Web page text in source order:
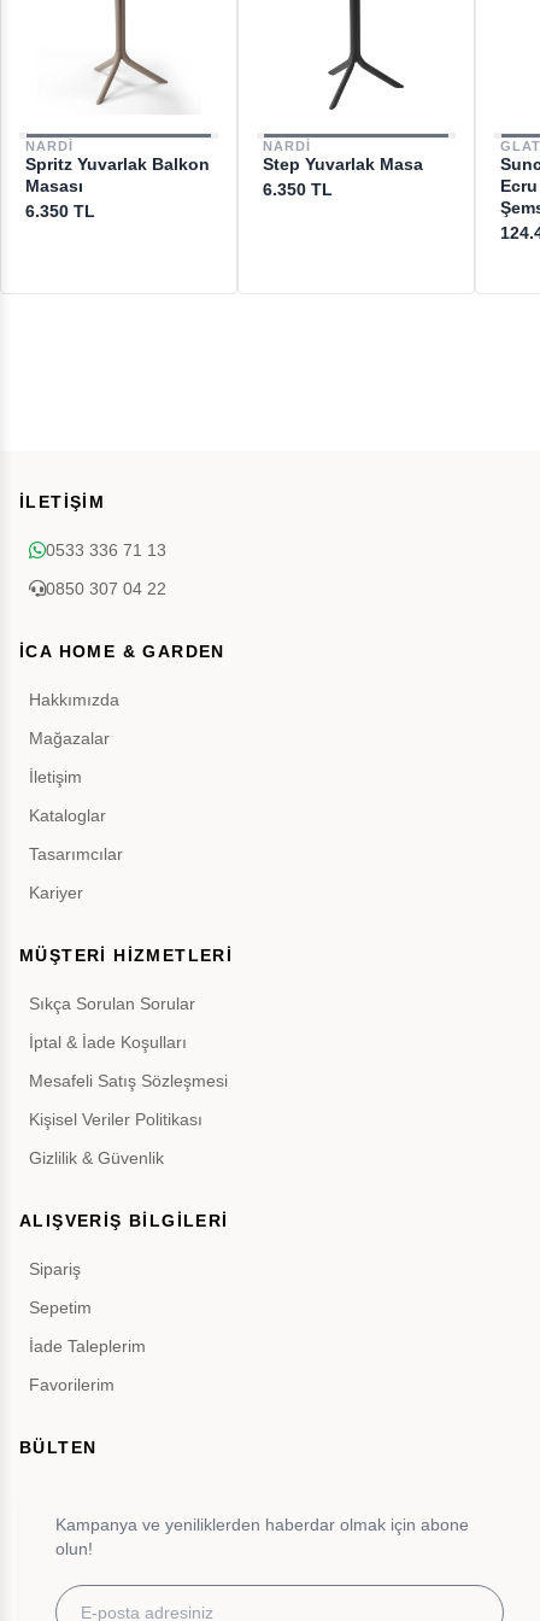
NARDI
Spritz Yuvarlak Balkon
Masası
6.350 TL
NARDI
Step Yuvarlak Masa
6.350 TL
Ecru
İLETİŞİM
0533 336 71 13
0850 307 04 22
İCA HOME & GARDEN
Hakkımızda
Mağazalar
İletişim
Kataloglar
Tasarımcılar
Kariyer
MÜŞTERİ HİZMETLERİ
Sıkça Sorulan Sorular
İptal & İade Koşulları
Mesafeli Satış Sözleşmesi
Kişisel Veriler Politikası
Gizlilik & Güvenlik
ALIŞVERİŞ BİLGİLERİ
Sipariş
Sepetim
İade Taleplerim
Favorilerim
BÜLTEN
Kampanya ve yeniliklerden haberdar olmak için abone
olun!